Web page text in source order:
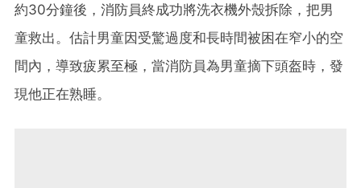
約30分鐘後，消防員終成功將洗衣機外殼拆除，把男
童救出。估計男童因受驚過度和長時間被困在窄小的空
間內，導致疲累至極，當消防員為男童摘下頭盔時，發
現他正在熟睡。